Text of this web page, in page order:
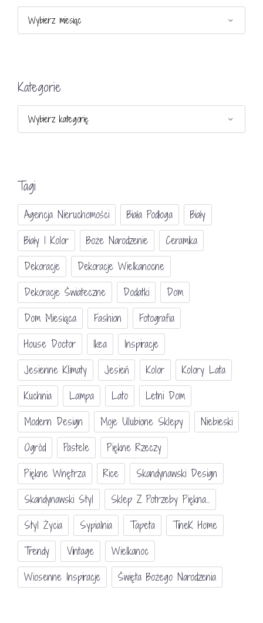
Kategorie
Tagi
Agencja Nieruchomości Biała Podłoga
Biały
Biały I Kolor
Boże Narodzenie
Ceramika
Dekoracje
Dekoracje Wielkanocne
Dekoracje Świateczne
Dodatki
Dom
Dom Miesiąca
Fashion
Fotografia
House Doctor
Ikea
Inspiracje
Jesienne Klimaty
Jesień Kolor
Kolory Lata
Kuchnia
Lampa Lato
Letni Dom
Modern Design
Moje Ulubione Sklepy
Niebieski
Ogród
Pastele
Piękne Rzeczy
Piękne Wnętrza
Rice
Skandynawski Design
Skandynawski Styl
Sklep Z Potrzeby Piękna...
Styl Życia
Sypialnia Tapeta
TineK Home
Trendy
Vintage
Wielkanoc
Wiosenne Inspiracje
Święta Bożego Narodzenia